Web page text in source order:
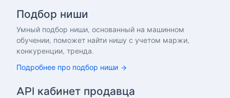
Подбор ниши
Умный подбор ниши, основанный на машинном
обучении, поможет найти нишу с учетом маржи,
конкуренции, тренда.
Подробнее про подбор ниши
API кабинет продавца